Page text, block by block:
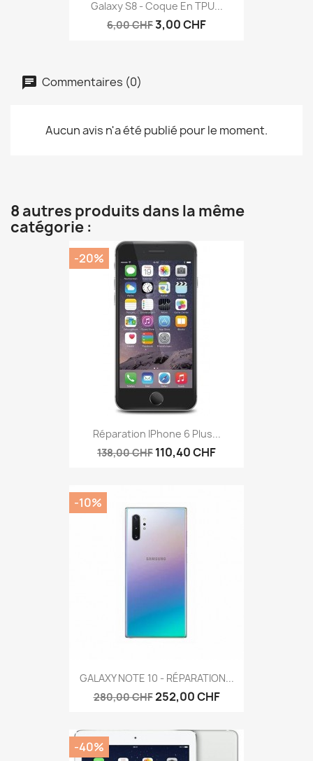
Galaxy S8 - Coque En TPU...
6,00 CHF3,00 CHF
Commentaires (0)
Aucun avis n'a été publié pour le moment.
8 autres produits dans la même
catégorie :
Réparation IPhone 6 Plus...
138,00 CHF 110,40 CHF
-20%
GALAXY NOTE 10 - RÉPARATION...
280,00 CHF252,00 CHF
-10%
-40%